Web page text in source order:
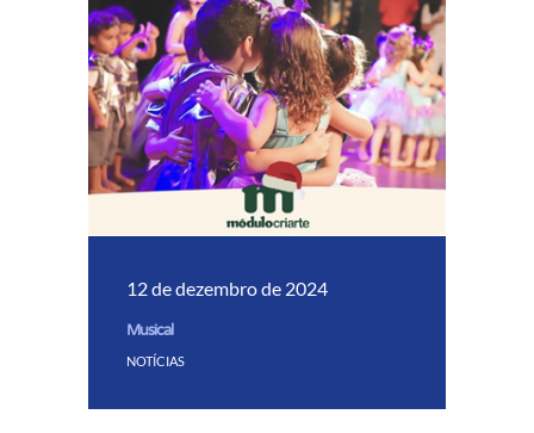
12 de dezembro de 2024
Musical
NOTÍCIAS